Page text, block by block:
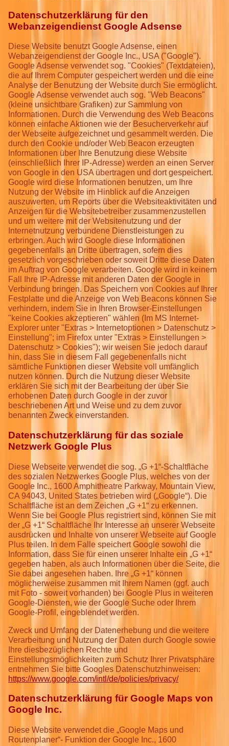
Datenschutzerklärung für den
Webanzeigendienst Google Adsense
Diese Website benutzt Google Adsense, einen
Webanzeigendienst der Google Inc., USA ("Google").
Google Adsense verwendet sog. "Cookies" (Textdateien),
die auf Ihrem Computer gespeichert werden und die eine
Analyse der Benutzung der Website durch Sie ermöglicht.
Google Adsense verwendet auch sog. "Web Beacons"
(kleine unsichtbare Grafiken) zur Sammlung von
Informationen. Durch die Verwendung des Web Beacons
können einfache Aktionen wie der Besucherverkehr auf
der Webseite aufgezeichnet und gesammelt werden. Die
durch den Cookie und/oder Web Beacon erzeugten
Informationen über Ihre Benutzung diese Website
(einschließlich Ihrer IP-Adresse) werden an einen Server
von Google in den USA übertragen und dort gespeichert.
Google wird diese Informationen benutzen, um Ihre
Nutzung der Website im Hinblick auf die Anzeigen
auszuwerten, um Reports über die Websiteaktivitäten und
Anzeigen für die Websitebetreiber zusammenzustellen
und um weitere mit der Websitenutzung und der
Internetnutzung verbundene Dienstleistungen zu
erbringen. Auch wird Google diese Informationen
gegebenenfalls an Dritte übertragen, sofern dies
gesetzlich vorgeschrieben oder soweit Dritte diese Daten
im Auftrag von Google verarbeiten. Google wird in keinem
Fall Ihre IP-Adresse mit anderen Daten der Google in
Verbindung bringen. Das Speichern von Cookies auf Ihrer
Festplatte und die Anzeige von Web Beacons können Sie
verhindern, indem Sie in Ihren Browser-Einstellungen
"keine Cookies akzeptieren" wählen (Im MS Internet-
Explorer unter "Extras > Internetoptionen > Datenschutz >
Einstellung"; im Firefox unter "Extras > Einstellungen >
Datenschutz > Cookies"); wir weisen Sie jedoch darauf
hin, dass Sie in diesem Fall gegebenenfalls nicht
sämtliche Funktionen dieser Website voll umfänglich
nutzen können. Durch die Nutzung dieser Website
erklären Sie sich mit der Bearbeitung der über Sie
erhobenen Daten durch Google in der zuvor
beschriebenen Art und Weise und zu dem zuvor
benannten Zweck einverstanden.
Datenschutzerklärung für das soziale
Netzwerk Google Plus
Diese Webseite verwendet die sog. „G +1“-Schaltfläche
des sozialen Netzwerkes Google Plus, welches von der
Google Inc., 1600 Amphitheatre Parkway, Mountain View,
CA 94043, United States betrieben wird („Google“). Die
Schaltfläche ist an dem Zeichen „G +1“ zu erkennen.
Wenn Sie bei Google Plus registriert sind, können Sie mit
der „G +1“ Schaltfläche Ihr Interesse an unserer Webseite
ausdrücken und Inhalte von unserer Webseite auf Google
Plus teilen. In dem Falle speichert Google sowohl die
Information, dass Sie für einen unserer Inhalte ein „G +1“
gegeben haben, als auch Informationen über die Seite, die
Sie dabei angesehen haben. Ihre „G +1“ können
möglicherweise zusammen mit Ihrem Namen (ggf. auch
mit Foto - soweit vorhanden) bei Google Plus in weiteren
Google-Diensten, wie der Google Suche oder Ihrem
Google-Profil, eingeblendet werden.
Zweck und Umfang der Datenerhebung und die weitere
Verarbeitung und Nutzung der Daten durch Google sowie
Ihre diesbezüglichen Rechte und
Einstellungsmöglichkeiten zum Schutz Ihrer Privatsphäre
entnehmen Sie bitte Googles Datenschutzhinweisen:
https://www.google.com/intl/de/policies/privacy/
Datenschutzerklärung für Google Maps von
Google Inc.
Diese Website verwendet die „Google Maps und
Routenplaner“- Funktion der Google Inc., 1600